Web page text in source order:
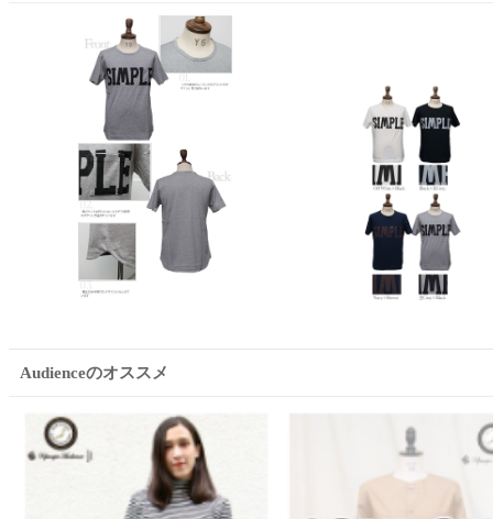
Audienceのオススメ